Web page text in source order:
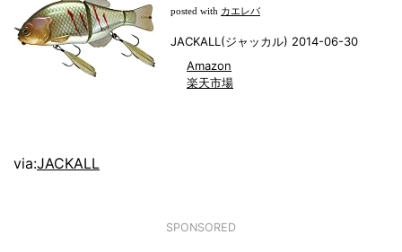
posted with カエレバ
JACKALL(ジャッカル) 2014-06-30
Amazon
楽天市場
via:JACKALL
SPONSORED